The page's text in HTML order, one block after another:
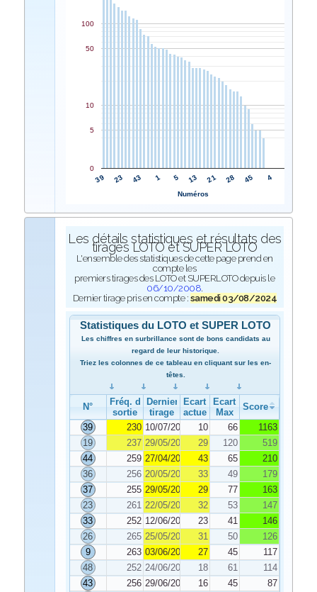
39 23 43 1 5 13 21 28 45 4
0
5
10
50
100
Numéros
Les détails statistiques et résultats des
tirages LOTO et SUPER LOTO
L'ensemble des statistiques de cette page prend en
compte les
premiers tirages des LOTO et SUPERLOTO depuis le
06/10/2008.
Dernier tirage pris en compte : samedi 03/08/2024
Statistiques du LOTO et SUPER LOTO
Les chiffres en surbrillance sont de bons candidats au
regard de leur historique.
Triez les colonnes de ce tableau en cliquant sur les en-
têtes.
N°
Fréq. de
sortie
Dernier
tirage
Ecart
actuel
Ecart
Max
Score
39
230 10/07/2024 10 66
1163
19
237 29/05/2024 29 120
519
44
259 27/04/2024 43 65
210
36
256 20/05/2024 33 49
179
37
255 29/05/2024 29 77
163
23
261 22/05/2024 32 53
147
33
252 12/06/2024 23 41
146
26
265 25/05/2024 31 50
126
9
263 03/06/2024 27 45
117
48
252 24/06/2024 18 61
114
43
256 29/06/2024 16 45
87